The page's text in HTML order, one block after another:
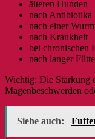
älteren Hunden
nach Antibiotika
nach einer
nach Krankheit
bei chronischen
nach langer
Wichtig: Die Stärkung
Magenbeschwerden
Siehe auch: